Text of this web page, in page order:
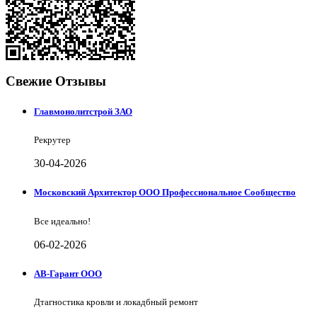
Свежие Отзывы
Главмонолитстрой ЗАО
Рекрутер
30-04-2026
Московский Архитектор ООО Профессиональное Сообщество
Все идеально!
06-02-2026
АВ-Гарант ООО
Дтагностика кровли и локадбный ремонт